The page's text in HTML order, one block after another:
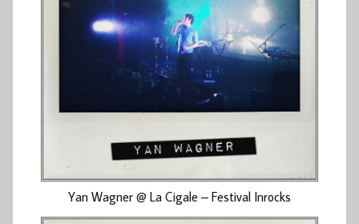
Yan Wagner @ La Cigale – Festival Inrocks